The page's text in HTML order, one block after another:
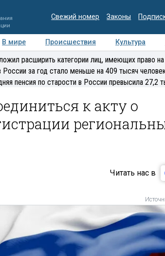
Свежий номер Законы
В мире Происшествия Культура
Медиацентр Интервью
расширить категории лиц, имеющих право
России за год стало меньше на 409 тысяч
пенсия по старости в России превысила 27,2
к акту о
Читать нас в